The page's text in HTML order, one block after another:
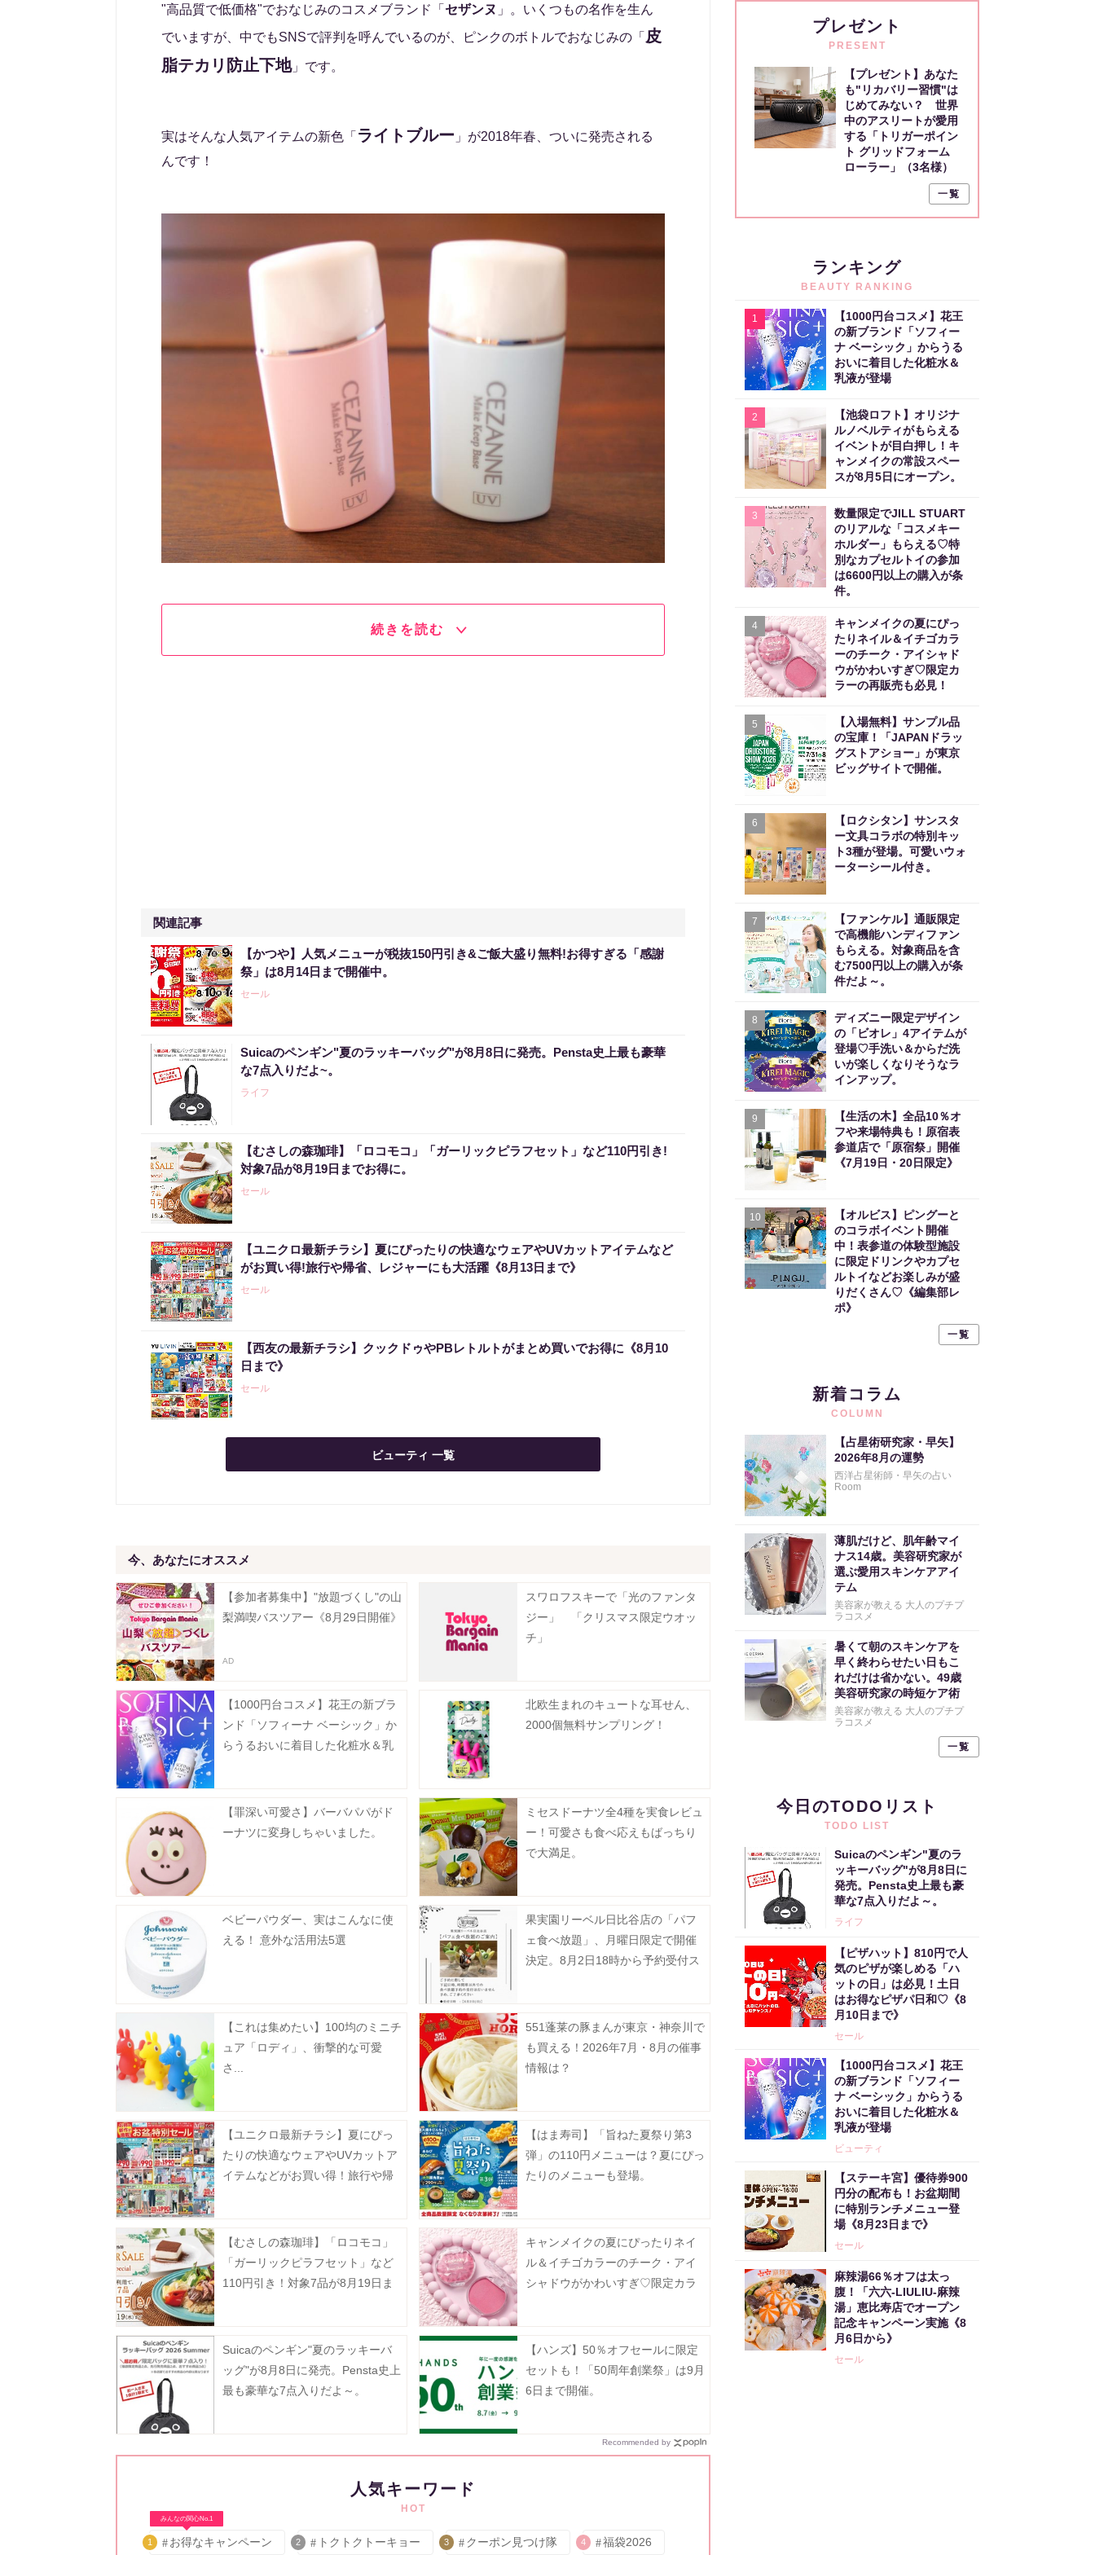
"高品質で低価格"でおなじみのコスメブランド「 セザンヌ 」。いくつもの名作を生ん
でいますが、中でもSNSで評判を呼んでいるのが、ピンクのボトルでおなじみの「 皮
脂テカリ防止下地」です。
実はそんな人気アイテムの新色「 ライトブルー 」が2018年春、ついに発売される
んです！
続きを読む
関連記事
【かつや】人気メニューが税抜150円引き&ご飯大盛り無料!お得すぎる「感謝
祭」は8月14日まで開催中。
セール
Suicaのペンギン"夏のラッキーバッグ"が8月8日に発売。Pensta史上最も豪華
な7点入りだよ~。
ライフ
【むさしの森珈琲】「ロコモコ」「ガーリックピラフセット」など110円引き!
対象7品が8月19日までお得に。
セール
【ユニクロ最新チラシ】夏にぴったりの快適なウェアやUVカットアイテムなど
がお買い得!旅行や帰省、レジャーにも大活躍《8月13日まで》
セール
【西友の最新チラシ】クックドゥやPBレトルトがまとめ買いでお得に《8月10
日まで》
セール
ビューティ 一覧
今、あなたにオススメ
【参加者募集中】"放題づくし"の山
梨満喫バスツアー《8月29日開催》
スワロフスキーで「光のファンタ
ジー」 「クリスマス限定ウオッ
チ」
【1000円台コスメ】花王の新ブラ
ンド「ソフィーナ ベーシック」か
らうるおいに着目した化粧水＆乳
北欧生まれのキュートな耳せん、
2000個無料サンプリング！
【罪深い可愛さ】バーバパパがド
ーナツに変身しちゃいました。
ミセスドーナツ全4種を実食レビュ
ー！可愛さも食べ応えもばっちり
で大満足。
ベビーパウダー、実はこんなに使
える！ 意外な活用法5選
果実園リーベル日比谷店の「パフ
ェ食べ放題」、月曜日限定で開催
決定。8月2日18時から予約受付ス
【これは集めたい】100均のミニチ
ュア「ロディ」、衝撃的な可愛
さ...
551蓬莱の豚まんが東京・神奈川で
も買える！2026年7月・8月の催事
情報は？
【ユニクロ最新チラシ】夏にぴっ
たりの快適なウェアやUVカットア
イテムなどがお買い得！旅行や帰
【はま寿司】「旨ねた夏祭り第3
弾」の110円メニューは？夏にぴっ
たりのメニューも登場。
【むさしの森珈琲】「ロコモコ」
「ガーリックピラフセット」など
110円引き！対象7品が8月19日ま
キャンメイクの夏にぴったりネイ
ル＆イチゴカラーのチーク・アイ
シャドウがかわいすぎ♡限定カラ
Suicaのペンギン"夏のラッキーバ
ッグ"が8月8日に発売。Pensta史上
最も豪華な7点入りだよ～。
【ハンズ】50％オフセールに限定
セットも！「50周年創業祭」は9月
6日まで開催。
Recommended by
人気キーワード
HOT
みんなの関心No.1
1 お得なキャンペーン 2 トクトクトーキョー 3 クーポン見つけ隊 4 福袋2026
プレゼント
PRESENT
【プレゼント】あなた
も"リカバリー習慣"は
じめてみない？ 世界
中のアスリートが愛用
する「トリガーポイン
ト グリッドフォーム
ローラー」（3名様）
一覧
ランキング
BEAUTY RANKING
1
【1000円台コスメ】花王
の新ブランド「ソフィー
ナ ベーシック」からうる
おいに着目した化粧水＆
乳液が登場
2
【池袋ロフト】オリジナ
ルノベルティがもらえる
イベントが目白押し！キ
ャンメイクの常設スペー
スが8月5日にオープン。
3
数量限定でJILL STUART
のリアルな「コスメキー
ホルダー」もらえる♡特
別なカプセルトイの参加
は6600円以上の購入が条
件。
4
キャンメイクの夏にぴっ
たりネイル＆イチゴカラ
ーのチーク・アイシャド
ウがかわいすぎ♡限定カ
ラーの再販売も必見！
5
【入場無料】サンプル品
の宝庫！「JAPANドラッ
グストアショー」が東京
ビッグサイトで開催。
6
【ロクシタン】サンスタ
ー文具コラボの特別キッ
ト3種が登場。可愛いウォ
ーターシール付き。
7
【ファンケル】通販限定
で高機能ハンディファン
もらえる。対象商品を含
む7500円以上の購入が条
件だよ～。
8
ディズニー限定デザイン
の「ビオレ」4アイテムが
登場♡手洗い＆からだ洗
いが楽しくなりそうなラ
インアップ。
9
【生活の木】全品10％オ
フや来場特典も！原宿表
参道店で「原宿祭」開催
《7月19日・20日限定》
10
【オルビス】ピングーと
のコラボイベント開催
中！表参道の体験型施設
に限定ドリンクやカプセ
ルトイなどお楽しみが盛
りだくさん♡《編集部レ
ポ》
一覧
新着コラム
COLUMN
【占星術研究家・早矢】
2026年8月の運勢
西洋占星術師・早矢の占い
Room
薄肌だけど、肌年齢マイ
ナス14歳。美容研究家が
選ぶ愛用スキンケアアイ
テム
美容家が教える 大人のプチプ
ラコスメ
暑くて朝のスキンケアを
早く終わらせたい日もこ
れだけは省かない。49歳
美容研究家の時短ケア術
美容家が教える 大人のプチプ
ラコスメ
一覧
今日のTODOリスト
TODO LIST
Suicaのペンギン"夏のラ
ッキーバッグ"が8月8日に
発売。Pensta史上最も豪
華な7点入りだよ～。
ライフ
【ピザハット】810円で人
気のピザが楽しめる「ハ
ットの日」は必見！土日
はお得なピザパ日和♡《8
月10日まで》
セール
【1000円台コスメ】花王
の新ブランド「ソフィー
ナ ベーシック」からうる
おいに着目した化粧水＆
乳液が登場
ビューティ
【ステーキ宮】優待券900
円分の配布も！お盆期間
に特別ランチメニュー登
場《8月23日まで》
セール
麻辣湯66％オフは太っ
腹！「六六-LIULIU-麻辣
湯」恵比寿店でオープン
記念キャンペーン実施《8
月6日から》
セール